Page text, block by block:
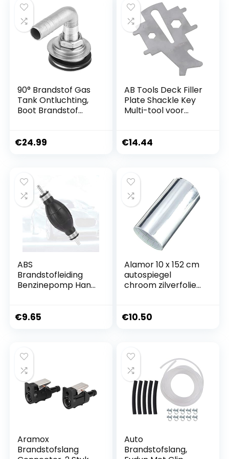
90° Brandstof Gas
Tank Ontluchting,
Boot Brandstof
Marine Boot
5/8 “Slang
€24.99
AB Tools Deck Filler
Plate Shackle Key
Multi-tool voor
Universele Plugs
€14.44
ABS
Brandstofleiding
Benzinepomp Hand
Start
(6MM)
€9.65
Alamor 10 x 152 cm
autospiegel
chroom zilverfolie
€10.50
Aramox
Brandstofslang
Auto
Brandstofslang,